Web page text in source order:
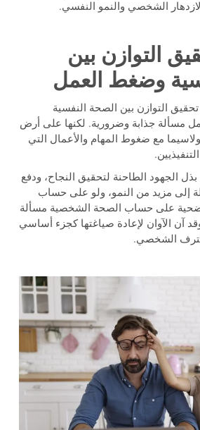
الازدهار الشخصي والنمو النفسي.
التوازن بين
وضغط العمل
التوازن بين الصحة النفسية
مسألة جذابة وضرورية. لكنها على أرض
ولاسيما مع ضغوط المهام والأعمال التي
الجهود الطاحنة لتحقيق النجاح، ودفع
إلى مزيد من النمو، ولو على حساب
على حساب الصحة الشخصية مسألة
آن الآوان لإعادة صياغتها كجزء أساسي
الترف الشخصي.